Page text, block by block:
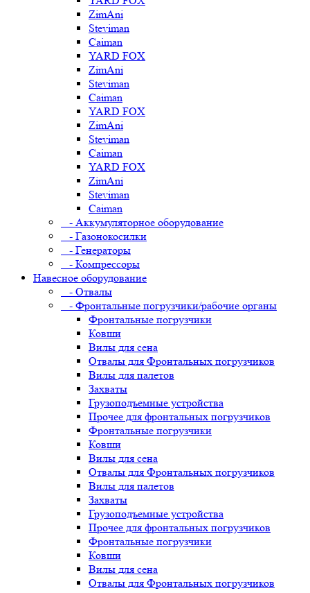
ZimAni
Steviman
Caiman
YARD FOX
ZimAni
Steviman
Caiman
YARD FOX
ZimAni
Steviman
Caiman
YARD FOX
ZimAni
Steviman
Caiman
- Аккумуляторное оборудование
- Газонокосилки
- Генераторы
- Компрессоры
Навесное оборудование
- Отвалы
- Фронтальные погрузчики/рабочие органы
Фронтальные погрузчики
Ковши
Вилы для сена
Отвалы для Фронтальных погрузчиков
Вилы для палетов
Захваты
Грузоподъемные устройства
Прочее для фронтальных погрузчиков
Фронтальные погрузчики
Ковши
Вилы для сена
Отвалы для Фронтальных погрузчиков
Вилы для палетов
Захваты
Грузоподъемные устройства
Прочее для фронтальных погрузчиков
Фронтальные погрузчики
Ковши
Вилы для сена
Отвалы для Фронтальных погрузчиков